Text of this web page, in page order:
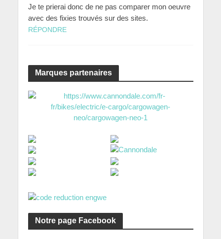
Je te prierai donc de ne pas comparer mon oeuvre
avec des fixies trouvés sur des sites.
RÉPONDRE
Marques partenaires
Notre page Facebook